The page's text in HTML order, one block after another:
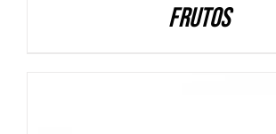
frutos